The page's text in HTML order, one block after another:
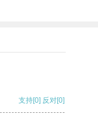
支持[0] 反对[0]